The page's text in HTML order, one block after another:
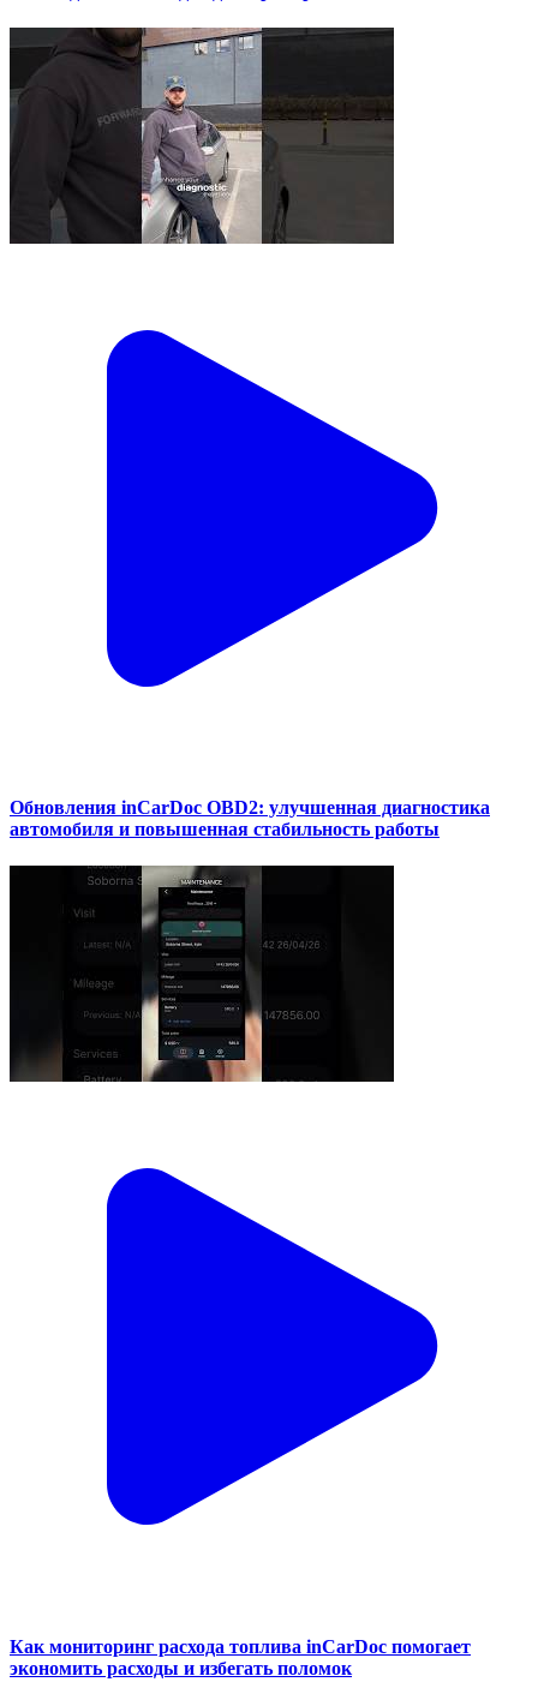
Обновления inCarDoc OBD2: улучшенная диагностика
автомобиля и повышенная стабильность работы
Как мониторинг расхода топлива inCarDoc помогает
экономить расходы и избегать поломок